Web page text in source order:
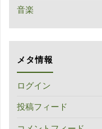
音楽
メタ情報
ログイン
投稿フィード